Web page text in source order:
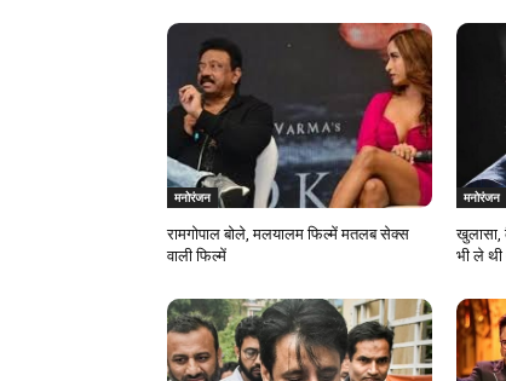
मनोरंजन
रामगोपाल बोले, मलयालम फिल्में मतलब सेक्स
वाली फिल्में
मनोरंजन
खुलासा,
भी ले थी